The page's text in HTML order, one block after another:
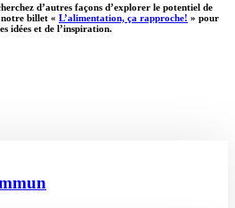
d’autres façons d’explorer le potentiel de
billet « L’alimentation, ça rapproche! » pour
idées et de l’inspiration.